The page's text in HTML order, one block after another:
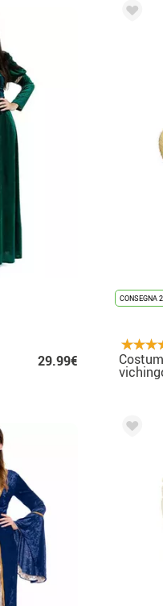
29.99€
CONSEGNA